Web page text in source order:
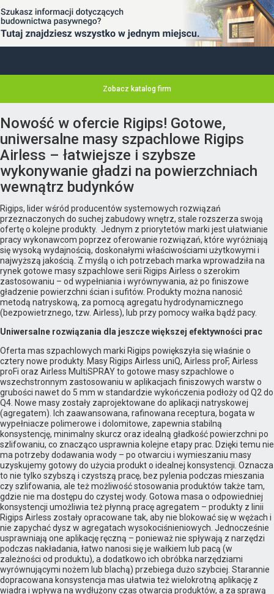
Zobacz katalog firm
Nowość w ofercie Rigips! Gotowe,
uniwersalne masy szpachlowe Rigips
Airless – łatwiejsze i szybsze
wykonywanie gładzi na powierzchniach
wewnątrz budynków
Rigips, lider wśród producentów systemowych rozwiązań
przeznaczonych do suchej zabudowy wnętrz, stale rozszerza swoją
ofertę o kolejne produkty. Jednym z priorytetów marki jest ułatwianie
pracy wykonawcom poprzez oferowanie rozwiązań, które wyróżniają
się wysoką wydajnością, doskonałymi właściwościami użytkowymi i
najwyższą jakością. Z myślą o ich potrzebach marka wprowadziła na
rynek gotowe masy szpachlowe serii Rigips Airless o szerokim
zastosowaniu – od wypełniania i wyrównywania, aż po finiszowe
gładzenie powierzchni ścian i sufitów. Produkty można nanosić
metodą natryskową, za pomocą agregatu hydrodynamicznego
(bezpowietrznego, tzw. Airless), lub przy pomocy wałka bądź pacy.
Uniwersalne rozwiązania dla jeszcze większej efektywności prac
Oferta mas szpachlowych marki Rigips powiększyła się właśnie o
cztery nowe produkty. Masy Rigips Airless uniQ, Airless proF, Airless
proFi oraz Airless MultiSPRAY to gotowe masy szpachlowe o
wszechstronnym zastosowaniu w aplikacjach finiszowych warstw o
grubości nawet do 5 mm w standardzie wykończenia podłoży od Q2 do
Q4. Nowe masy zostały zaprojektowane do aplikacji natryskowej
(agregatem). Ich zaawansowana, rafinowana receptura, bogata w
wypełniacze polimerowe i dolomitowe, zapewnia stabilną
konsystencję, minimalny skurcz oraz idealną gładkość powierzchni po
szlifowaniu, co znacząco usprawnia kolejne etapy prac. Dzięki temu nie
ma potrzeby dodawania wody – po otwarciu i wymieszaniu masy
uzyskujemy gotowy do użycia produkt o idealnej konsystencji. Oznacza
to nie tylko szybszą i czystszą pracę, bez pylenia podczas mieszania
czy szlifowania, ale też możliwość stosowania produktów także tam,
gdzie nie ma dostępu do czystej wody. Gotowa masa o odpowiedniej
konsystencji umożliwia też płynną pracę agregatem – produkty z linii
Rigips Airless zostały opracowane tak, aby nie blokować się w wężach i
nie zapychać dysz w agregatach wysokociśnieniowych. Jednocześnie
usprawniają one aplikację ręczną – ponieważ nie spływają z narzędzi
podczas nakładania, łatwo nanosi się je wałkiem lub pacą (w
zależności od produktu), a dodatkowo ich obróbka narzędziami
wyrównującymi nożem lub blachą) przebiega dużo szybciej. Starannie
dopracowana konsystencja mas ułatwia też wielokrotną aplikację z
wiadra i wpływa na wydłużony czas otwarcia produktów, a za sprawą